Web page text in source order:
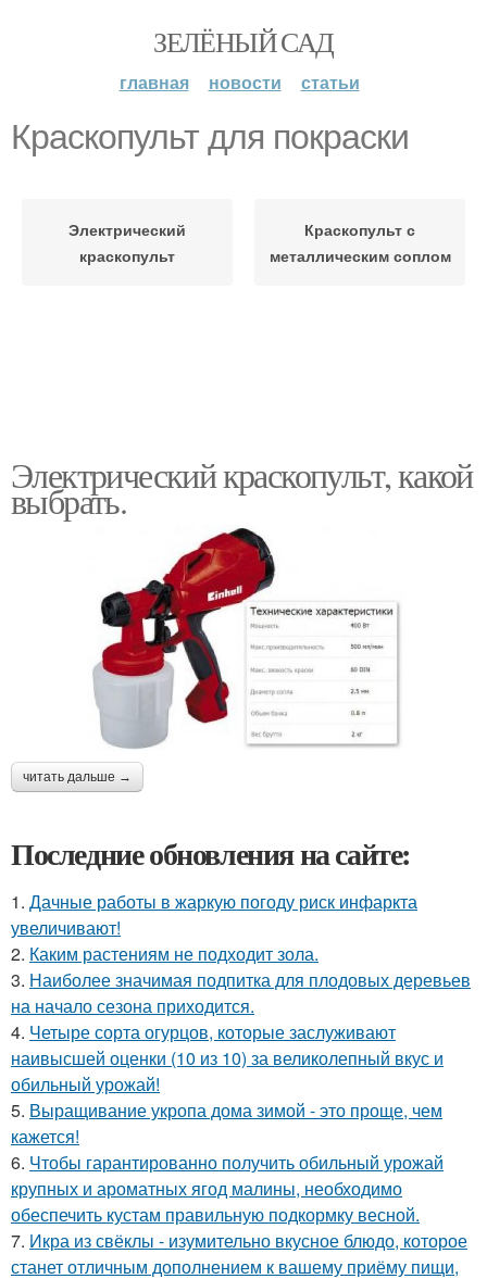
ЗЕЛЁНЫЙ САД
главная новости статьи
Краскопульт для покраски
Электрический
краскопульт
Краскопульт с
металлическим соплом
Электрический краскопульт, какой
выбрать.
читать дальше →
Последние обновления на сайте:
1. Дачные работы в жаркую погоду риск инфаркта
увеличивают!
2. Каким растениям не подходит зола.
3. Наиболее значимая подпитка для плодовых деревьев
на начало сезона приходится.
4. Четыре сорта огурцов, которые заслуживают
наивысшей оценки (10 из 10) за великолепный вкус и
обильный урожай!
5. Выращивание укропа дома зимой - это проще, чем
кажется!
6. Чтобы гарантированно получить обильный урожай
крупных и ароматных ягод малины, необходимо
обеспечить кустам правильную подкормку весной.
7. Икра из свёклы - изумительно вкусное блюдо, которое
станет отличным дополнением к вашему приёму пищи,